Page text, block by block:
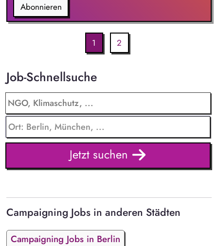
Abonnieren
1 2
Job-Schnellsuche
Jetzt suchen
Campaigning Jobs in anderen Städten
Campaigning Jobs in Berlin